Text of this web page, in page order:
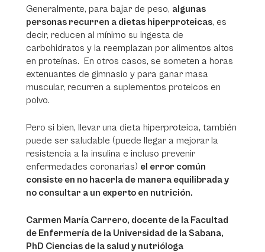
Generalmente, para bajar de peso, algunas
personas recurren a dietas hiperproteicas, es
decir, reducen al mínimo su ingesta de
carbohidratos y la reemplazan por alimentos altos
en proteínas. En otros casos, se someten a horas
extenuantes de gimnasio y para ganar masa
muscular, recurren a suplementos proteicos en
polvo.
Pero si bien, llevar una dieta hiperproteica, también
puede ser saludable (puede llegar a mejorar la
resistencia a la insulina e incluso prevenir
enfermedades coronarias) el error común
consiste en no hacerla de manera equilibrada y
no consultar a un experto en nutrición.
Carmen María Carrero, docente de la Facultad
de Enfermería de la Universidad de la Sabana,
PhD Ciencias de la salud y nutrióloga